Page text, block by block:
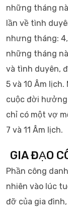
những tháng
lần về tình
nhưng tháng: 4,
những tháng
và tình duyên,
5 và 10 Âm
cuộc đời
chỉ có một vợ
7 và 11 Âm lịch.
GIA ĐẠO
Phần công
nhiên vào lúc
đỡ của gia